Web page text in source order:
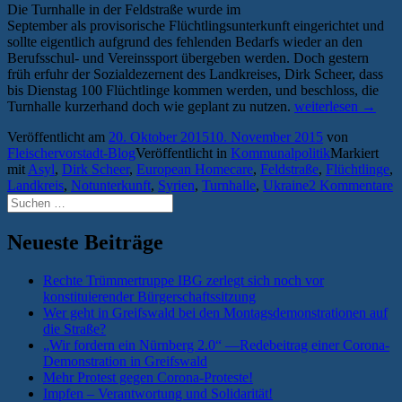
Die Turnhalle in der Feldstraße wurde im
September als provisorische Flüchtlingsunterkunft eingerichtet und
sollte eigentlich aufgrund des fehlenden Bedarfs wieder an den
Berufsschul- und Vereinssport übergeben werden. Doch gestern
früh erfuhr der Sozialdezernent des Landkreises, Dirk Scheer, dass
bis Dienstag 100 Flüchtlinge kommen werden, und beschloss, die
Turnhalle kurzerhand doch wie geplant zu nutzen. „Turnhalle
der
Feldstraße
wird
weiterlesen →
Veröffentlicht am 20. Oktober 201510. November 2015 von
Fleischervorstadt-BlogVeröffentlicht in KommunalpolitikMarkiert
mit Asyl, Dirk Scheer, European Homecare, Feldstraße, Flüchtlinge,
Landkreis, Notunterkunft, Syrien, Turnhalle, Ukraine2 Kommentare
Suchen
nach:
Neueste Beiträge
Rechte Trümmertruppe IBG zerlegt sich noch vor
konstituierender Bürgerschaftssitzung
Wer geht in Greifswald bei den Montagsdemonstrationen auf
die Straße?
„Wir fordern ein Nürnberg 2.0“ —Redebeitrag einer Corona-
Demonstration in Greifswald
Mehr Protest gegen Corona-Proteste!
Impfen – Verantwortung und Solidarität!